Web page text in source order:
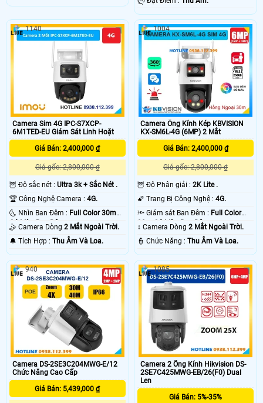
Camera Sim 4G IPC-S7XCP-
6M1TED-EU Giám Sát Linh Hoặt
Giá Bán: 2,400,000 ₫
Giá gốc: 2,800,000 ₫
🦉 Độ sắc nét : Ultra 3k + Sắc Nét .
🏆 Công Nghệ Camera : 4G.
🌜 Nhìn Ban Đêm : Full Color 30m
Có Màu Ban Ðêm.
🤹 Camera Dòng 2 Mắt Ngoài Trời.
️🔔 Tích Hợp : Thu Âm Và Loa.
1140
Camera Ống Kính Kép KBVISION
KX-SM6L-4G (6MP) 2 Mắt
Giá Bán: 2,400,000 ₫
Giá gốc: 2,800,000 ₫
🦉 Độ Phân giải :2K Lite .
🌠 Trang Bị Công Nghệ :4G.
🔦 Giám sát Ban Đêm : Full Color
30m Có Màu Ban Ðêm.
↕️ Camera Dòng2 Mắt Ngoài Trời.
️👮 Chức Năng :Thu Âm Và Loa.
1004
Camera DS-2SE3C204MWG-E/12
Chức Năng Cao Cấp
Giá Bán: 5,439,000 ₫
940
Camera 2 Ống Kính Hikvision DS-
2SE7C425MWG-EB/26(F0) Dual
Len
Giá Bán: 5%-35%
1085